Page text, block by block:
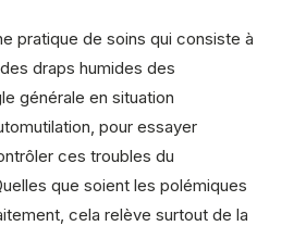
pratique de soins qui consiste à
draps humides des
générale en situation
pour essayer
ces troubles du
que soient les polémiques
cela relève surtout de la